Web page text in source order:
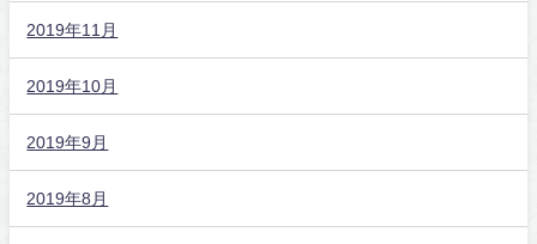
2019年11月
2019年10月
2019年9月
2019年8月